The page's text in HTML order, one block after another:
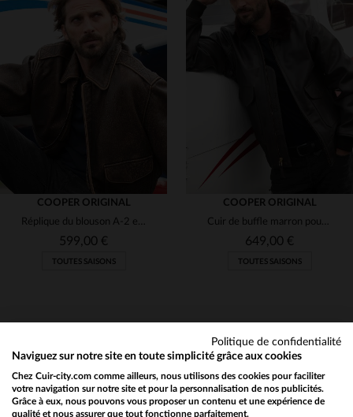
TAILLES DISPONIBLES
3XL M
TAILLES DISPONIBLES
COOPER ORIGINAL
Réplique du blouson A-2 en cuir vieilli, hommage aux héros de la WWII.
599,00 €
TOUTES SAISONS
TAILLES DISPONIBLES
COOPER ORIGINAL
Cuir de buffle marron pour ce G-1 au look aviateur vieilli.
649,00 €
TOUTES SAISONS
NEWSLETTER
Recevez par mail nos promos
Politique de confidentialité
Naviguez sur notre site en toute simplicité grâce aux cookies
Chez Cuir-city.com comme ailleurs, nous utilisons des cookies pour faciliter
votre navigation sur notre site et pour la personnalisation de nos publicités.
Grâce à eux, nous pouvons vous proposer un contenu et une expérience de
qualité et nous assurer que tout fonctionne parfaitement.